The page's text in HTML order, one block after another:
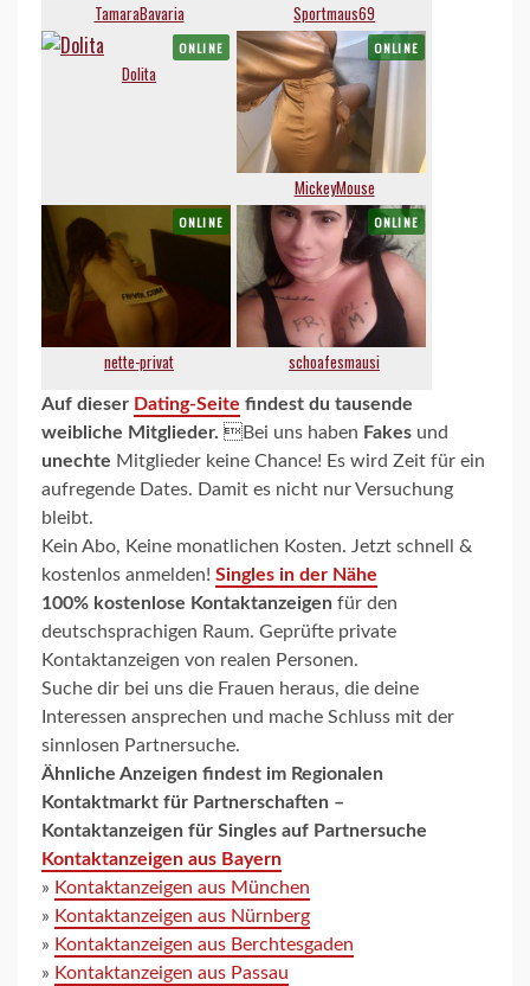
Auf dieser Dating-Seite findest du tausende
weibliche Mitglieder. Bei uns haben Fakes und
unechte Mitglieder keine Chance! Es wird Zeit für ein
aufregende Dates. Damit es nicht nur Versuchung
bleibt.
Kein Abo, Keine monatlichen Kosten. Jetzt schnell &
kostenlos anmelden! Singles in der Nähe
100% kostenlose Kontaktanzeigen für den
deutschsprachigen Raum. Geprüfte private
Kontaktanzeigen von realen Personen.
Suche dir bei uns die Frauen heraus, die deine
Interessen ansprechen und mache Schluss mit der
sinnlosen Partnersuche.
Ähnliche Anzeigen findest im Regionalen
Kontaktmarkt für Partnerschaften –
Kontaktanzeigen für Singles auf Partnersuche
Kontaktanzeigen aus Bayern
» Kontaktanzeigen aus München
» Kontaktanzeigen aus Nürnberg
» Kontaktanzeigen aus Berchtesgaden
» Kontaktanzeigen aus Passau